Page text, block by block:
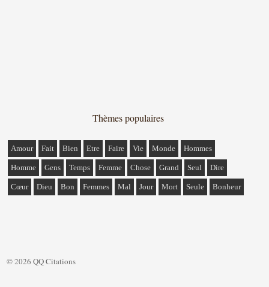
Thèmes populaires
Amour Fait Bien Etre Faire Vie Monde Hommes
Homme Gens Temps Femme Chose Grand Seul Dire
Cœur Dieu Bon Femmes Mal Jour Mort Seule Bonheur
© 2026 QQ Citations